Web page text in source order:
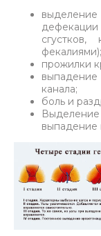
фекалиями);
прожилки
выпадение
канала;
боль и
выпадение